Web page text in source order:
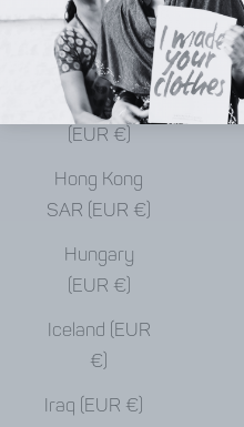
€)
Haiti (EUR €)
Honduras
(EUR €)
Hong Kong
SAR (EUR €)
Hungary
(EUR €)
Iceland (EUR
€)
Iraq (EUR €)